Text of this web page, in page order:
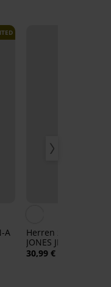
A
Herren zwemshort
JONES JPSTMaui
30,99 €